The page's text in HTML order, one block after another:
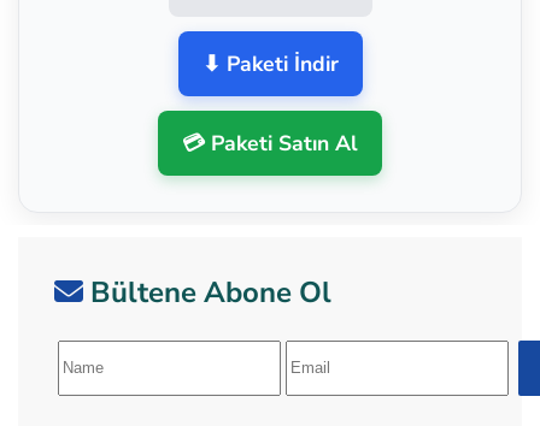
⬇ Paketi İndir
💳 Paketi Satın Al
Bültene Abone Ol